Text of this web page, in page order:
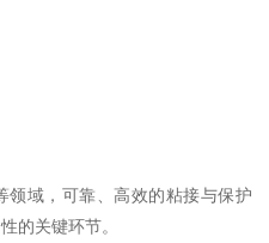
领域，可靠、高效的粘接与保护
的关键环节。